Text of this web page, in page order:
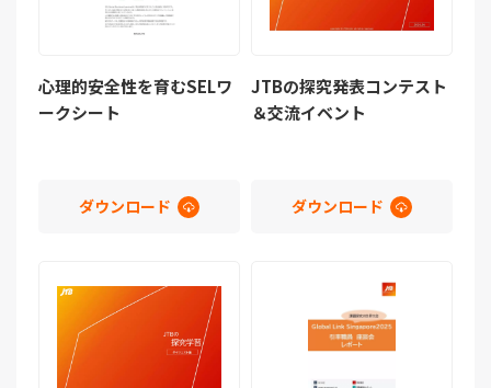
心理的安全性を育むSELワ
ークシート
ダウンロード
JTBの探究発表コンテスト
＆交流イベント
ダウンロード